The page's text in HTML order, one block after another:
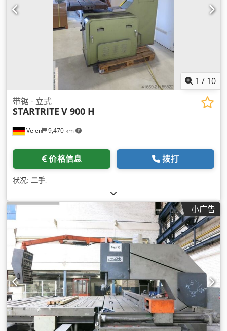
1 / 10
Velen 9,470 km
带锯 - 立式
STARTRITE V 900 H
价格信息 拨打
状况: 二手,
小广告